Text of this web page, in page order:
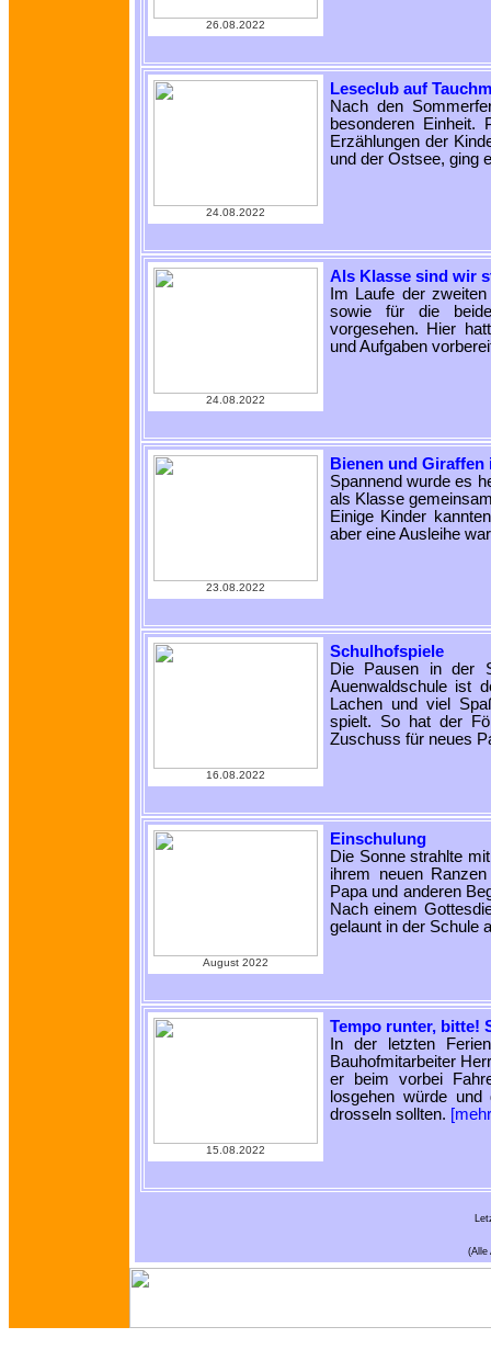
26.08.2022
24.08.2022
Leseclub auf
Nach den
besonderen Einheit.
Erzählungen der
und der Ostsee, ging
24.08.2022
Als Klasse sind wir
Im Laufe der
sowie für die
vorgesehen. Hier
und Aufgaben
23.08.2022
Bienen und
Spannend wurde es
als Klasse
Einige Kinder
aber eine Ausleihe
16.08.2022
Schulhofspiele
Die Pausen in der
Auenwaldschule ist
Lachen und viel
spielt. So hat der
Zuschuss für neues
August 2022
Einschulung
Die Sonne strahlte
ihrem neuen
Papa und anderen
Nach einem
gelaunt in der Schule
15.08.2022
Tempo runter, bitte!
In der letzten
Bauhofmitarbeiter
er beim vorbei
losgehen würde
drosseln sollten.
(Alle